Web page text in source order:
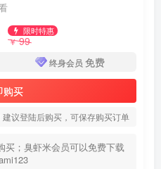
限时特惠
￥99
终身会员 免费
购买
议登陆后购买，可保存购买订单
买；臭虾米会员可以免费下载